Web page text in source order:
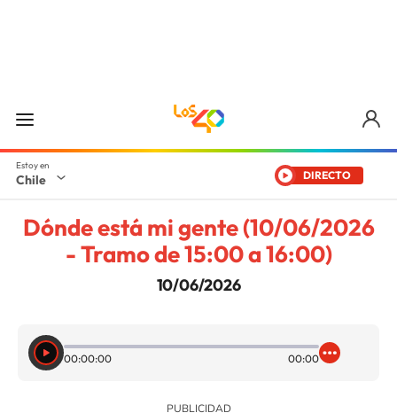
Chile DIRECTO
Dónde está mi gente (10/06/2026
- Tramo de 15:00 a 16:00)
10/06/2026
00:00:00 00:00